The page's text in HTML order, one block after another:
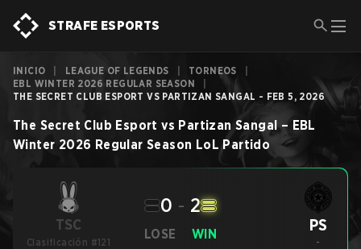
STRAFE ESPORTS
INICIO LEAGUE OF LEGENDS TORNEOS
EBL WINTER 2026 REGULAR SEASON
THE SECRET CLUB ESPORT VS PARTIZAN SANGAL - FEB 5, 2026
The Secret Club Esport vs Partizan Sangal– EBL
Winter 2026 Regular Season LoL Partido
TSC
Clasificación #121
LOSE
0 - 2
WIN PS
-